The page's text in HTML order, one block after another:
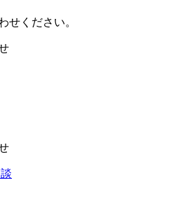
せください。